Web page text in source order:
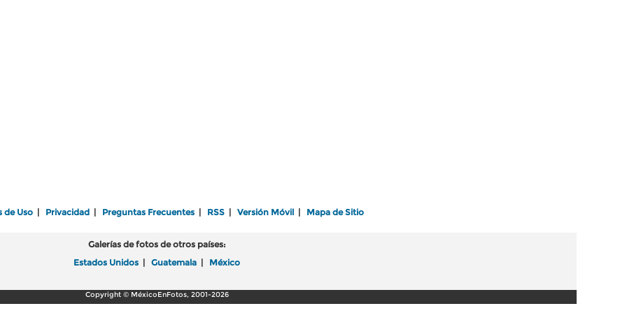
de Uso Privacidad Preguntas Frecuentes RSS Versión Móvil Mapa de Sitio
Galerías de fotos de otros países:
Estados Unidos
Guatemala México
Copyright © MéxicoEnFotos, 2001-2026